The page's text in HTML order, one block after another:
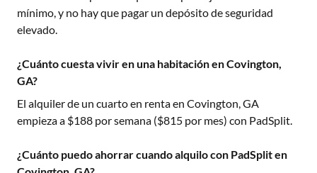
mínimo, y no hay que pagar un depósito de seguridad
elevado.
¿Cuánto cuesta vivir en una habitación en Covington,
GA?
El alquiler de un cuarto en renta en Covington, GA
empieza a $188 por semana ($815 por mes) con PadSplit.
¿Cuánto puedo ahorrar cuando alquilo con PadSplit en